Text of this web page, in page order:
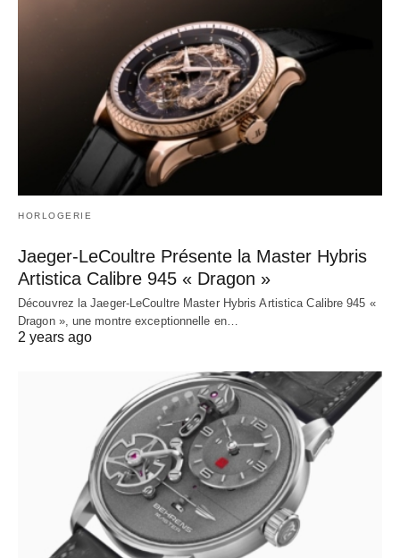
HORLOGERIE
Jaeger-LeCoultre Présente la Master Hybris
Artistica Calibre 945 « Dragon »
Découvrez la Jaeger-LeCoultre Master Hybris Artistica Calibre 945 «
Dragon », une montre exceptionnelle en…
2 years ago